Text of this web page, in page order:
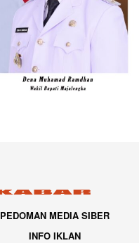
PEDOMAN MEDIA SIBER
INFO IKLAN